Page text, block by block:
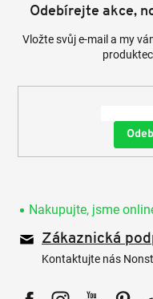
Odebírejte akce,
Vložte svůj e-mail a my
Nakupujte, jsme
Zákaznická
Kontaktujte nás